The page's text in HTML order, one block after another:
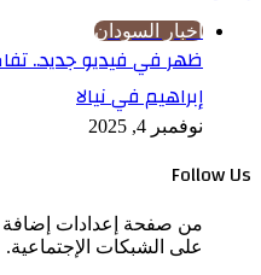
اخبار السودان
ظهر في فيديو جديد..
إبراهيم في نيالا
نوفمبر 4, 2025
Follow Us
من صفحة إعدادات إضافة
على الشبكات الإجتماعية.